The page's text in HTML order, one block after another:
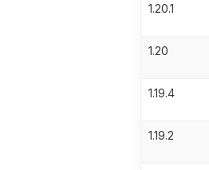
1.20.1
1.20
1.19.4
1.19.2